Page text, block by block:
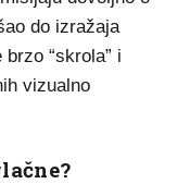
do izražaja
“skrola” i
vizualno